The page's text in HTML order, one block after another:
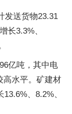
发送货物23.31
长3.3%、
亿吨，其中电
高水平。矿建材
、8.2%、